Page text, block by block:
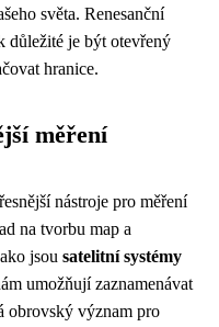
světa. Renesanční
důležité je být otevřený
hranice.
měření
nástroje pro měření
na tvorbu map a
jsou satelitní systémy
umožňují zaznamenávat
obrovský význam pro